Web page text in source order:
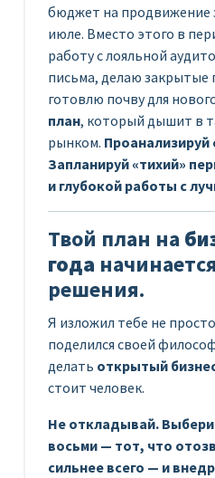
бюджет на продвижение
июле. Вместо этого в
работу с лояльной
письма, делаю закрытые
готовлю почву для
план, который дышит в
рынком.
Запланируй «тихий»
и глубокой работы с
Твой план на
года
решения.
Я изложил тебе не
поделился своей
делать открытый
стоит человек.
Не откладывай.
восьми — тот, что
сильнее всего — и